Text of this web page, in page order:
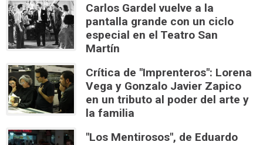
Carlos Gardel vuelve a la
pantalla grande con un ciclo
especial en el Teatro San
Martín
Crítica de "Imprenteros": Lorena
Vega y Gonzalo Javier Zapico
en un tributo al poder del arte y
la familia
"Los Mentirosos", de Eduardo